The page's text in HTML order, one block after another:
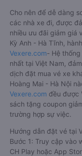
Cho nên để dễ dàng
các nhà xe đi, được
nhiều ưu đãi giảm giá
Kỳ Anh - Hà Tĩnh,
Vexere.com- Hệ
nhất tại Việt Nam,
dịch đặt mua vé xe
Hoàng Mai - Hà Nội
Vexere.com đều được
sách tặng coupon
trường hợp sự việc.
Hướng dẫn đặt vé tại
Bước 1: Truy cập vào
CH Play hoặc App